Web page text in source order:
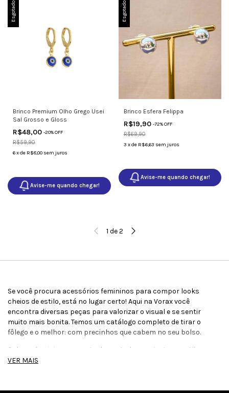
Esgotado
Brinco Premium Olho Grego Usei
Sal Grosso e Gloss
R$48,00 -20% OFF
R$59,90
6xde R$8,00 sem juros
Avise-me quando chegar!
Esgotado
Brinco Esfera Felippa
R$19,90 -72% OFF
R$69,90
3 xde R$6,63 sem juros
Avise-me quando chegar!
1 de 2
Se você procura acessórios femininos para compor looks
cheios de estilo, está no lugar certo! Aqui na Vorax você
encontra diversas peças para valorizar o visual e se sentir
muito mais bonita. Temos um catálogo completo de tirar o
fôlego e o melhor: com precinhos que cabem no seu bolso.
Colares femininos que agradam a todos os gostos e estilos
VER MAIS